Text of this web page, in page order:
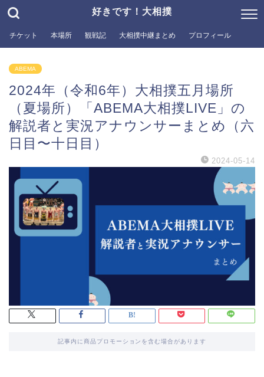
好きです！大相撲
チケット 本場所 観戦記 大相撲中継まとめ プロフィール
ABEMA
2024年（令和6年）大相撲五月場所
（夏場所）「ABEMA大相撲LIVE」の
解説者と実況アナウンサーまとめ（六
日目〜十日目）
2024-05-14
記事内に商品プロモーションを含む場合があります